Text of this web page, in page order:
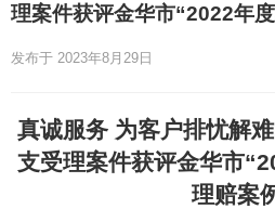
理案件获评金华市“2022年
发布于 2023年8月29日
真诚服务 为客户排忧解难
支受理案件获评金华市“2
理赔案